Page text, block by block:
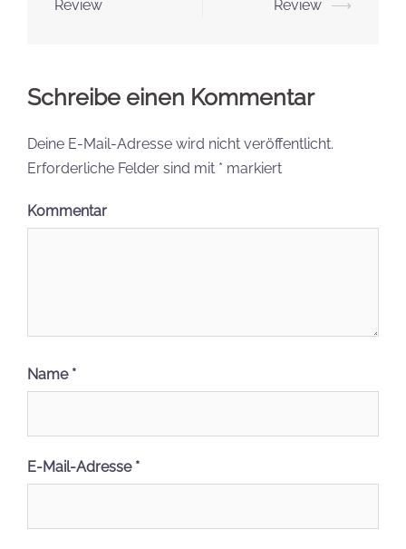
Review Review ⟶
Schreibe einen Kommentar
Deine E-Mail-Adresse wird nicht veröffentlicht.
Erforderliche Felder sind mit * markiert
Kommentar
Name *
E-Mail-Adresse *